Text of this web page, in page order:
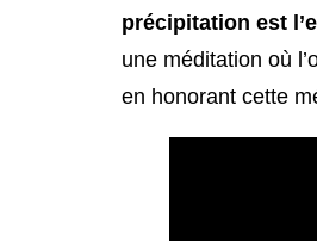
précipitation est
une méditation où
en honorant cette